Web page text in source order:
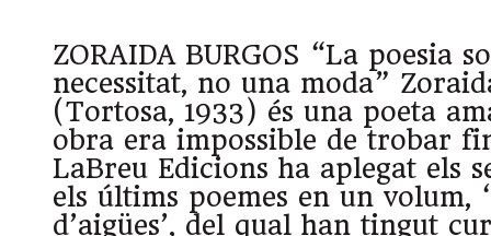
ZORAIDA BURGOS “La poesia
necessitat, no una moda”
(Tortosa, 1933) és una poeta
obra era impossible de trobar
LaBreu Edicions ha aplegat els
els últims poemes en un volum,
d’aigües’, del qual han tingut